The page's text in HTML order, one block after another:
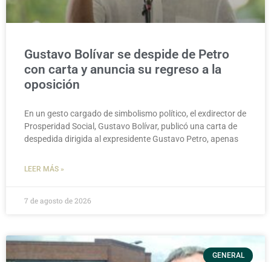
Gustavo Bolívar se despide de Petro
con carta y anuncia su regreso a la
oposición
En un gesto cargado de simbolismo político, el exdirector de
Prosperidad Social, Gustavo Bolívar, publicó una carta de
despedida dirigida al expresidente Gustavo Petro, apenas
LEER MÁS »
7 de agosto de 2026
GENERAL